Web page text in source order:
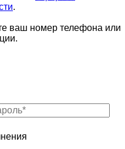
.
ваш номер телефона или